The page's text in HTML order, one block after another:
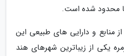
محدود شده است.
منابع و دارایی های طبیعی این
یکی از زیباترین شهرهای هند